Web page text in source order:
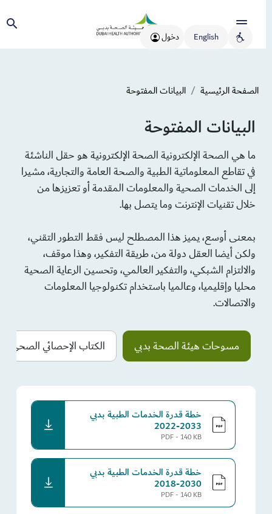
English دخول
الصفحة الرئيسية البيانات المفتوحة
البيانات المفتوحة
​​​​​​​​​​​​​​​ما هي الصحة الإلكترونية الصحة الإلكترونية هو حقل الناشئة
في تقاطع المعلوماتية الطبية والصحة العامة والتجارية، مشيرا
إلى الخدمات الصحية والمعلومات المقدمة أو تعزيزها من
خلال تقنيات الإنترنت وما يتصل بها.
بمعنى أوسع، يميز هذا المصطلح ليس فقط التطور التقني،
ولكن أيضا العقل دولة من، طريقة التفكير، وهذا موقف،
والالتزام الشبكي، والتفكير العالمي، وتحسين الرعاية الصحية
محليا وإقليميا، وعالميا باستخدام تكنولوجيا المعلومات
والاتصالات.
مسوحات هيئة الصحة بدبي الكتاب الإحصائي الصحي
خطة قدرة الخدمات الطبية بدبي
2033-2022
PDF - 140 KB
download
خطة قدرة الخدمات الطبية بدبي
2030-2018
PDF - 140 KB
download